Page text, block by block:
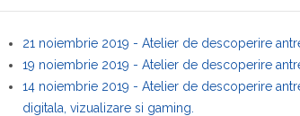
21 noiembrie 2019 - Atelier de descoperire
19 noiembrie 2019 - Atelier de descoperire
14 noiembrie 2019 - Atelier de descoperire
digitala, vizualizare si gaming.